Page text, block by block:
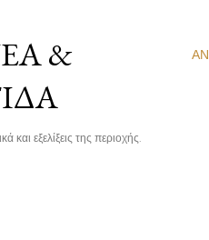
&
εξελίξεις της περιοχής.